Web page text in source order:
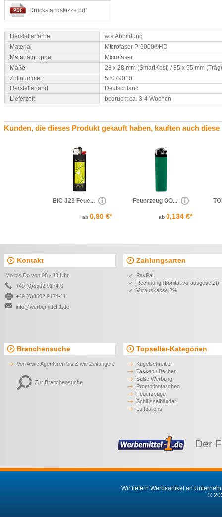
Druckstandskizze.pdf
Herstellerfarbe
wie Abbildung
Material
Microfaser P-9000®HD
Materialgruppe
Microfaser
Maße
28 x 28 mm (SmartKosi) / 85 x 55 mm
Zollnummer
58079010
Herstellerland
Deutschland
Lieferzeit
bedruckt ca. 3-4 Wochen
Kunden, die dieses Produkt gekauft haben, kauften auch
BIC J23 Feue...
ab 0,90 €*
Feuerzeug GO...
ab 0,134 €*
Kontakt
Mo bis Do von 08 - 13 Uhr
+49 (0)8502 9174-0
+49 (0)8502 9174-11
info@werbemittel-1.de
Zahlungsarten
PayPal
Rechnung (Bonität vorausgesetzt)
Vorauskasse 2%
Branchensuche
Von A wie Agenturen bis Z wie Zeitungen.
Zur Branchensuche
Topseller-Kategorien
Kugelschreiber
Tassen / Becher
Süße Werbung
Promotiontaschen
Feuerzeuge
Schlüsselbänder
Luftballons
Der
Wir liefern Werbeartikel an
©